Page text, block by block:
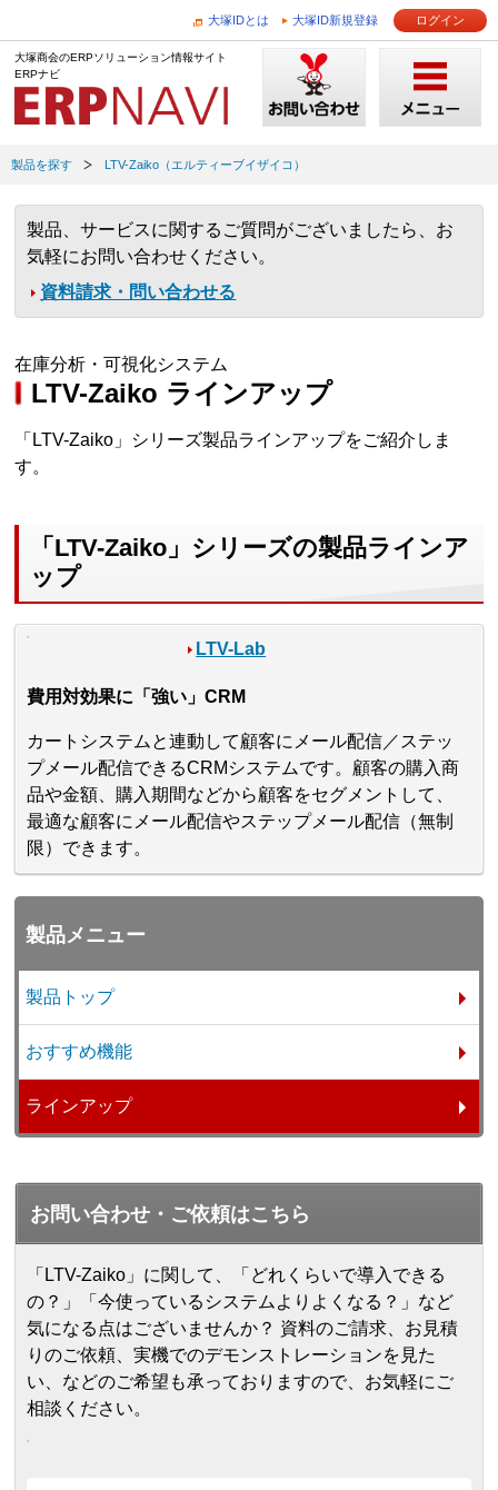
大塚IDとは 大塚ID新規登録 ログイン
大塚商会のERPソリューション情報サイト
ERPナビ
製品を探す LTV-Zaiko（エルティーブイザイコ）
製品、サービスに関するご質問がございましたら、お
気軽にお問い合わせください。
資料請求・問い合わせる
在庫分析・可視化システム
LTV-Zaiko ラインアップ
「LTV-Zaiko」シリーズ製品ラインアップをご紹介しま
す。
「LTV-Zaiko」シリーズの製品ラインア
ップ
LTV-Lab
費用対効果に「強い」CRM
カートシステムと連動して顧客にメール配信／ステッ
プメール配信できるCRMシステムです。顧客の購入商
品や金額、購入期間などから顧客をセグメントして、
最適な顧客にメール配信やステップメール配信（無制
限）できます。
製品メニュー
製品トップ
おすすめ機能
ラインアップ
お問い合わせ・ご依頼はこちら
「LTV-Zaiko」に関して、「どれくらいで導入できる
の？」「今使っているシステムよりよくなる？」など
気になる点はございませんか？ 資料のご請求、お見積
りのご依頼、実機でのデモンストレーションを見た
い、などのご希望も承っておりますので、お気軽にご
相談ください。